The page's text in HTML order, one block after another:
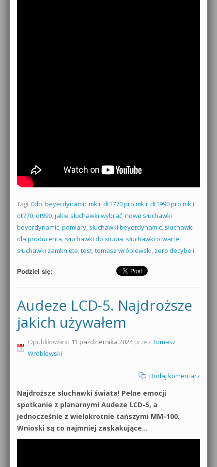
Tagi: 0db, beyerdynamic mkii, dt1770 pro mkii, dt1990 pro mkii,
dt770, dt990, jakie słuchawki wybrać, nowe słuchawki
beyerdynamic, pomiary, słuchawki beyerdynamic, słuchawki
dla producenta, słuchawki do studia, słuchawki otwarte,
słuchawki zamknięte, test, tomasz wróblewski, zero decybeli
Podziel się:
Audeze LCD-5. Najdroższe
jakich używałem
Opublikowano 11 października 2024przez Tomasz
Wróblewski
Dodaj komentarz
Najdroższe słuchawki świata! Pełne emocji
spotkanie z planarnymi Audeze LCD-5, a
jednocześnie z wielokrotnie tańszymi MM-100.
Wnioski są co najmniej zaskakujące…